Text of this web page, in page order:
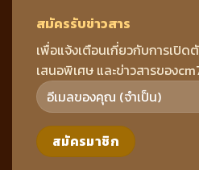
สมัครรับข่าวสาร
เพื่อแจ้งเตือนเกี่ยวกับการเปิ
เสนอพิเศษ และข่าวสารของ